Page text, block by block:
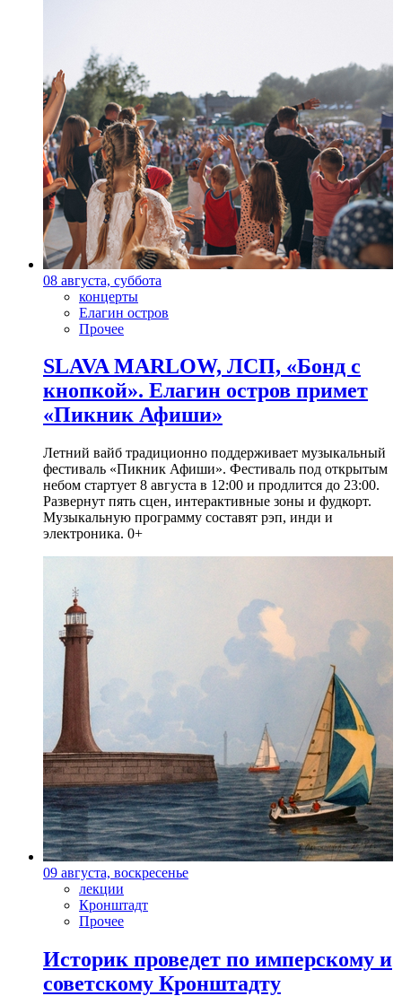
08 августа, суббота
концерты
Елагин остров
Прочее
SLAVA MARLOW, ЛСП, «Бонд с
кнопкой». Елагин остров примет
«Пикник Афиши»
Летний вайб традиционно поддерживает музыкальный
фестиваль «Пикник Афиши». Фестиваль под открытым
небом стартует 8 августа в 12:00 и продлится до 23:00.
Развернут пять сцен, интерактивные зоны и фудкорт.
Музыкальную программу составят рэп, инди и
электроника. 0+
09 августа, воскресенье
лекции
Кронштадт
Прочее
Историк проведет по имперскому и
советскому Кронштадту